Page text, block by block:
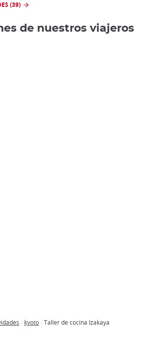
(39)
de nuestros viajeros
kyoto Taller de cocina Izakaya